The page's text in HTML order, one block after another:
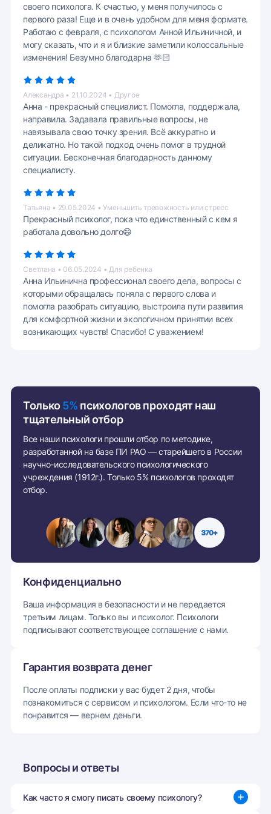
своего психолога. К счастью, у меня получилось с
первого раза! Еще и в очень удобном для меня формате.
Работаю с февраля, с психологом Анной Ильиничной, и
могу сказать, что и я и близкие заметили колоссальные
изменения! Безумно благодарна 🫶🏻
Александра • 21.10.2024 • Другое
Анна - прекрасный специалист. Помогла, поддержала,
направила. Задавала правильные вопросы, не
навязывала свою точку зрения. Всё аккуратно и
деликатно. Но такой подход очень помог в трудной
ситуации. Бесконечная благодарность данному
специалисту.
Татьяна • 29.05.2024 • Уменьшить тревожность или стресс
Прекрасный психолог, пока что единственный с кем я
работала довольно долго😄
Светлана • 06.05.2024 • Для ребенка
Анна Ильинична профессионал своего дела, вопросы с
которыми обращалась поняла с первого слова и
помогла разобрать ситуацию, выстроила пути развития
для комфортной жизни и экологичном принятии всех
возникающих чувств! Спасибо! С уважением!
Только 5% психологов проходят наш
тщательный отбор
Все наши психологи прошли отбор по методике,
разработанной на базе ПИ РАО — старейшего в России
научно-исследовательского психологического
учреждения (1912г.). Только 5% психологов проходят
отбор.
Конфиденциально
Ваша информация в безопасности и не передается
третьим лицам. Только вы и психолог. Психологи
подписывают соответствующее соглашение с нами.
Гарантия возврата денег
После оплаты подписки у вас будет 2 дня, чтобы
познакомиться с сервисом и психологом. Если что-то не
понравится — вернем деньги.
Вопросы и ответы
Как часто я смогу писать своему психологу?